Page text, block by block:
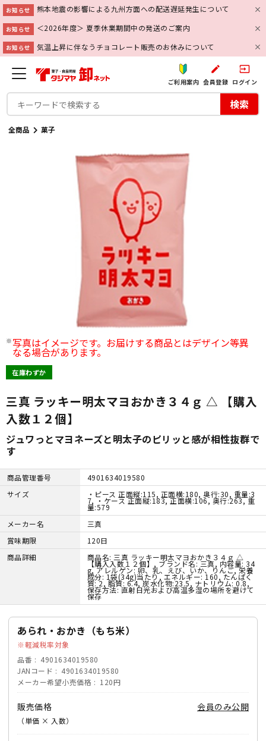
お知らせ 熊本地震の影響による九州方面への配送遅延発生について
お知らせ ＜2026年度＞ 夏季休業期間中の発送のご案内
お知らせ 気温上昇に伴なうチョコレート販売のお休みについて
ご利用案内
create
会員登録
input
ログイン
検索
全商品 菓子
写真はイメージです。お届けする商品とはデザイン等異
なる場合があります。
在庫わずか
三真 ラッキー明太マヨおかき３４ｇ △ 【購入
入数１２個】
ジュワっとマヨネーズと明太子のピリッと感が相性抜群で
す
商品管理番号
4901634019580
サイズ
・ピース 正面縦:115, 正面横:180, 奥行:30, 重量:3
7, ・ケース 正面縦:183, 正面横:106, 奥行:263, 重
量:579
メーカー名
三真
賞味期限
120日
商品詳細
商品名: 三真 ラッキー明太マヨおかき３４ｇ △
【購入入数１２個】, ブランド名: 三真, 内容量: 34
g, アレルゲン: 卵、乳、えび、いか、りんご, 栄養
成分: 1袋(34g)当たり, エネルギー: 160, たんぱく
質: 2, 脂質: 6.4, 炭水化物:23.5, ナトリウム: 0.8,
保存方法: 直射日光および高温多湿の場所を避けて
保存
あられ・おかき（もち米）
軽減税率対象
品番
4901634019580
JANコード
4901634019580
メーカー希望小売価格
120円
販売価格
（単価 × 入数）
会員のみ公開